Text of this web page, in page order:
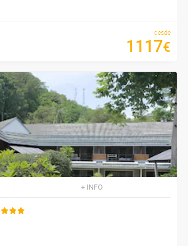
desde
1117€
+ INFO